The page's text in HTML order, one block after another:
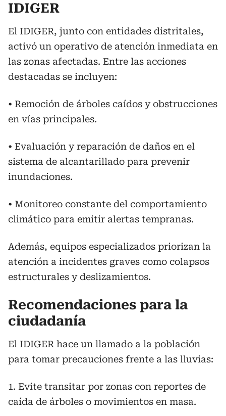
IDIGER
El IDIGER, junto con entidades distritales,
activó un operativo de atención inmediata en
las zonas afectadas. Entre las acciones
destacadas se incluyen:
• Remoción de árboles caídos y obstrucciones
en vías principales.
• Evaluación y reparación de daños en el
sistema de alcantarillado para prevenir
inundaciones.
• Monitoreo constante del comportamiento
climático para emitir alertas tempranas.
Además, equipos especializados priorizan la
atención a incidentes graves como colapsos
estructurales y deslizamientos.
Recomendaciones para la
ciudadanía
El IDIGER hace un llamado a la población
para tomar precauciones frente a las lluvias:
1. Evite transitar por zonas con reportes de
caída de árboles o movimientos en masa.